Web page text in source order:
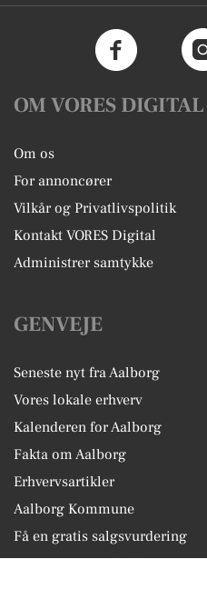
OM VORES DIGITAL
Om os
For annoncører
Vilkår og Privatlivspolitik
Kontakt VORES Digital
Administrer samtykke
GENVEJE
Seneste nyt fra Aalborg
Vores lokale erhverv
Kalenderen for Aalborg
Fakta om Aalborg
Erhvervsartikler
Aalborg Kommune
Få en gratis salgsvurdering
Sponsoreret indhold